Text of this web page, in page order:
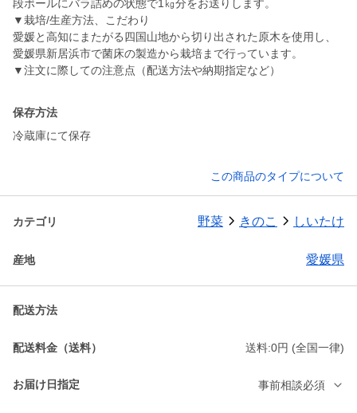
段ボールにバラ詰めの状態で1㎏分をお送りします。
▼栽培/生産方法、こだわり
愛媛と高知にまたがる四国山地から切り出された原木を使用し、
愛媛県新居浜市で菌床の製造から栽培まで行っています。
▼注文に際しての注意点（配送方法や納期指定など）
保存方法
冷蔵庫にて保存
この商品のタイプについて
カテゴリ 野菜 きのこ しいたけ
産地 愛媛県
配送方法
配送料金（送料） 送料:0円 (全国一律)
お届け日指定 事前相談必須